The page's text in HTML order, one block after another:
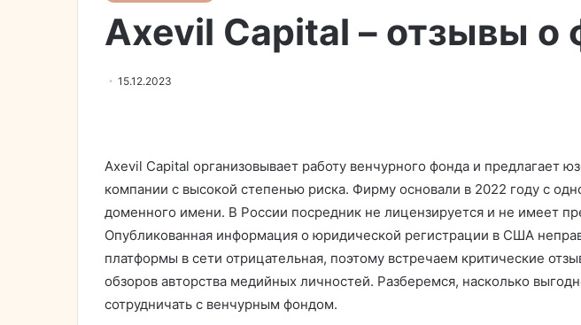
Axevil Capital – отзывы о
15.12.2023
Axevil Capital организовывает работу венчурного фонда и предлагает
компании с высокой степенью риска. Фирму основали в 2022 году с
доменного имени. В России посредник не лицензируется и не имеет
Опубликованная информация о юридической регистрации в США
платформы в сети отрицательная, поэтому встречаем критические
обзоров авторства медийных личностей. Разберемся, насколько
сотрудничать с венчурным фондом.